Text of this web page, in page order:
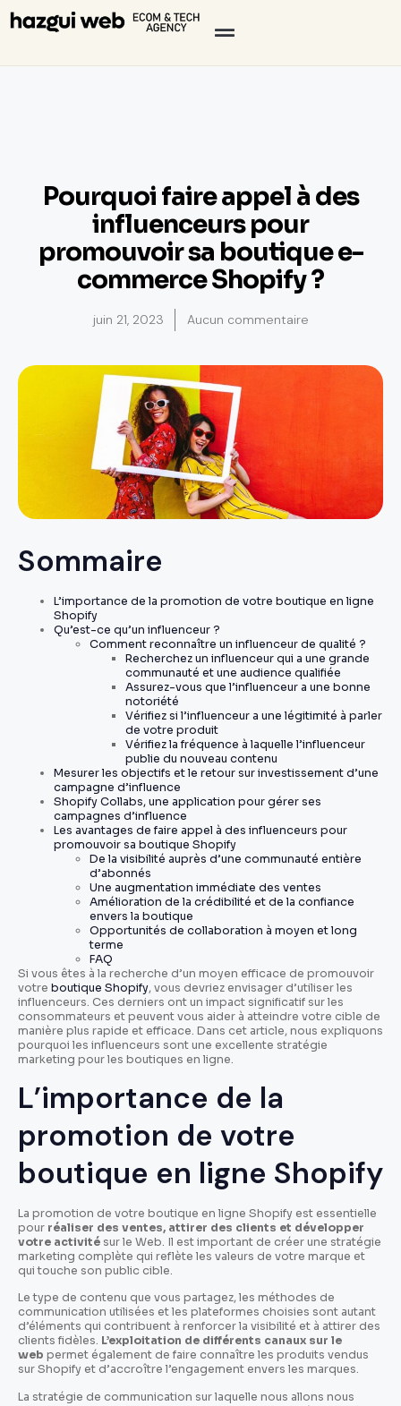
Pourquoi faire appel à des
influenceurs pour
promouvoir sa boutique e-
commerce Shopify ?
juin 21, 2023 Aucun commentaire
Sommaire
L’importance de la promotion de votre boutique en ligne
Shopify
Qu’est-ce qu’un influenceur ?
Comment reconnaître un influenceur de qualité ?
Recherchez un influenceur qui a une grande
communauté et une audience qualifiée
Assurez-vous que l’influenceur a une bonne
notoriété
Vérifiez si l’influenceur a une légitimité à parler
de votre produit
Vérifiez la fréquence à laquelle l’influenceur
publie du nouveau contenu
Mesurer les objectifs et le retour sur investissement d’une
campagne d’influence
Shopify Collabs, une application pour gérer ses
campagnes d’influence
Les avantages de faire appel à des influenceurs pour
promouvoir sa boutique Shopify
De la visibilité auprès d’une communauté entière
d’abonnés
Une augmentation immédiate des ventes
Amélioration de la crédibilité et de la confiance
envers la boutique
Opportunités de collaboration à moyen et long
terme
FAQ
Si vous êtes à la recherche d’un moyen efficace de promouvoir
votre boutique Shopify, vous devriez envisager d’utiliser les
influenceurs. Ces derniers ont un impact significatif sur les
consommateurs et peuvent vous aider à atteindre votre cible de
manière plus rapide et efficace. Dans cet article, nous expliquons
pourquoi les influenceurs sont une excellente stratégie
marketing pour les boutiques en ligne.
L’importance de la
promotion de votre
boutique en ligne Shopify
La promotion de votre boutique en ligne Shopify est essentielle
pour réaliser des ventes, attirer des clients et développer
votre activité sur le Web. Il est important de créer une stratégie
marketing complète qui reflète les valeurs de votre marque et
qui touche son public cible.
Le type de contenu que vous partagez, les méthodes de
communication utilisées et les plateformes choisies sont autant
d’éléments qui contribuent à renforcer la visibilité et à attirer des
clients fidèles. L’exploitation de différents canaux sur le
web permet également de faire connaître les produits vendus
sur Shopify et d’accroître l’engagement envers les marques.
La stratégie de communication sur laquelle nous allons nous